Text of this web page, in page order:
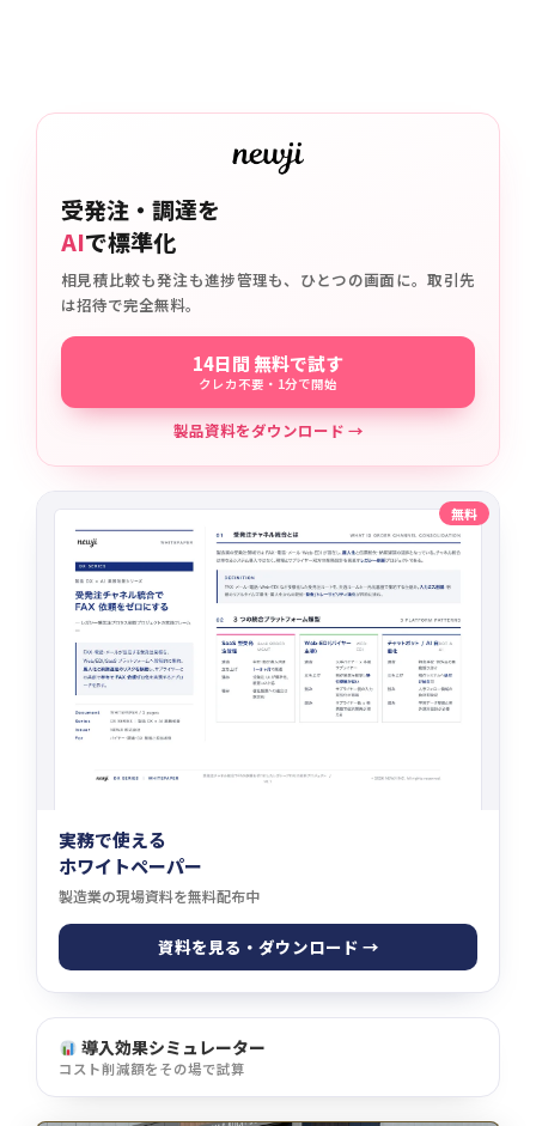
受発注・調達を
AIで標準化
相見積比較も発注も進捗管理も、ひとつの画面に。取引先
は招待で完全無料。
14日間 無料で試す
クレカ不要・1分で開始
製品資料をダウンロード →
無料
実務で使える
ホワイトペーパー
製造業の現場資料を無料配布中
資料を見る・ダウンロード →
導入効果シミュレーター
コスト削減額をその場で試算